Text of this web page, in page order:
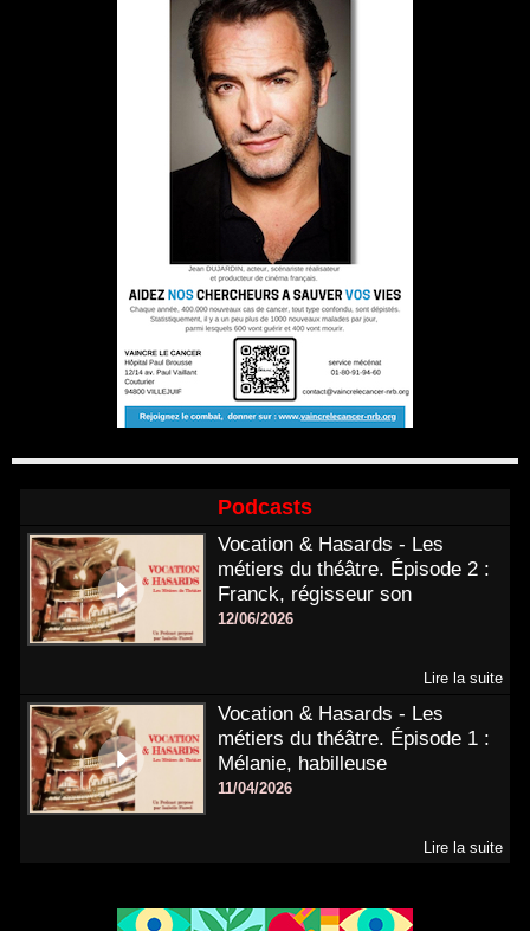
Podcasts
Vocation & Hasards - Les
métiers du théâtre. Épisode 2 :
Franck, régisseur son
12/06/2026
Lire la suite
Vocation & Hasards - Les
métiers du théâtre. Épisode 1 :
Mélanie, habilleuse
11/04/2026
Lire la suite